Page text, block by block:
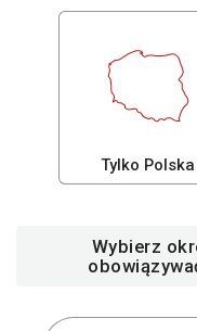
Tylko Polska
Wybierz